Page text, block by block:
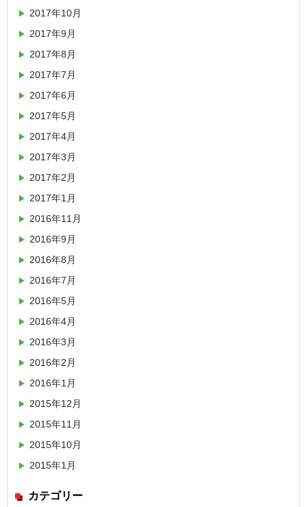
2017年10月
2017年9月
2017年8月
2017年7月
2017年6月
2017年5月
2017年4月
2017年3月
2017年2月
2017年1月
2016年11月
2016年9月
2016年8月
2016年7月
2016年5月
2016年4月
2016年3月
2016年2月
2016年1月
2015年12月
2015年11月
2015年10月
2015年1月
カテゴリー